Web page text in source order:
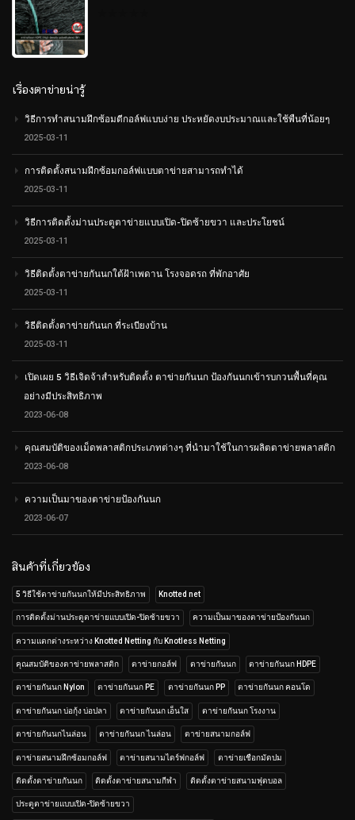
เรื่องตาข่ายน่ารู้
วิธีการทำสนามฝึกซ้อมตีกอล์ฟแบบง่าย ประหยัดงบประมาณและใช้พืนที่น้อยๆ
2025-03-11
การติดตั้งสนามฝึกซ้อมกอล์ฟแบบตาข่ายสามารถทำได้
2025-03-11
วิธีการติดตั้งม่านประตูตาข่ายแบบเปิด-ปิดซ้ายขวา และประโยชน์
2025-03-11
วิธีติดตั้งตาข่ายกันนกใต้ฝ้าเพดาน โรงจอดรถ ที่พักอาศัย
2025-03-11
วิธีติดตั้งตาข่ายกันนก ที่ระเบียงบ้าน
2025-03-11
เปิดเผย 5 วิธีเจิดจ้าสำหรับติดตั้ง ตาข่ายกันนก ป้องกันนกเข้ารบกวนพื้นที่คุณ
อย่างมีประสิทธิภาพ
2023-06-08
คุณสมบัติของเม็ดพลาสติกประเภทต่างๆ ที่นำมาใช้ในการผลิตตาข่ายพลาสติก
2023-06-08
ความเป็นมาของตาข่ายป้องกันนก
2023-06-07
สินค้าที่เกี่ยวข้อง
5 วิธีใช้ตาข่ายกันนกให้มีประสิทธิภาพ Knotted net
การติดตั้งม่านประตูตาข่ายแบบเปิด-ปิดซ้ายขวา ความเป็นมาของตาข่ายป้องกันนก
ความแตกต่างระหว่าง Knotted Netting กับ Knotless Netting
คุณสมบัติของตาข่ายพลาสติก ตาข่ายกอล์ฟ ตาข่ายกันนก ตาข่ายกันนก HDPE
ตาข่ายกันนก Nylon ตาข่ายกันนก PE ตาข่ายกันนก PP ตาข่ายกันนก คอนโด
ตาข่ายกันนก บ่อกุ้ง บ่อปลา ตาข่ายกันนก เอ็นใส ตาข่ายกันนก โรงงาน
ตาข่ายกันนกไนล่อน ตาข่ายกันนก ไนล่อน ตาข่ายสนามกอล์ฟ
ตาข่ายสนามฝึกซ้อมกอล์ฟ ตาข่ายสนามไดร์ฟกอล์ฟ ตาข่ายเชือกมัดปม
ติดตั้งตาข่ายกันนก ติดตั้งตาข่ายสนามกีฬา ติดตั้งตาข่ายสนามฟุตบอล
ประตูตาข่ายแบบเปิด-ปิดซ้ายขวา